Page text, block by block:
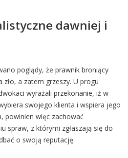
dawniej i
poglądy, że prawnik broniący
zło, a zatem grzeszy. U progu
wyrażali przekonanie, iż w
swojego klienta i wspiera jego
powinien więc zachować
spraw, z którymi zgłaszają się do
o swoją reputację.